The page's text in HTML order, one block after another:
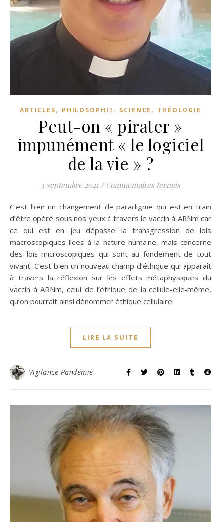
ARTICLES, PHILOSOPHIE , SCIENCE , THÉOLOGIE
Peut-on « pirater »
impunément « le logiciel
de la vie » ?
3 septembre 2021 / Commentaires ferméssur Peut-
C'est bien un changement de paradigme qui est en train
d’être opéré sous nos yeux à travers le vaccin à ARNm car
ce qui est en jeu dépasse la transgression de lois
macroscopiques liées à la nature humaine, mais concerne
des lois microscopiques qui sont au fondement de tout
vivant. C’est bien un nouveau champ d’éthique qui apparaît
à travers la réflexion sur les effets métaphysiques du
vaccin à ARNm, celui de l’éthique de la cellule-elle-même,
qu’on pourrait ainsi dénommer éthique cellulaire.
LIRE LA SUITE
Vigilance Pandémie